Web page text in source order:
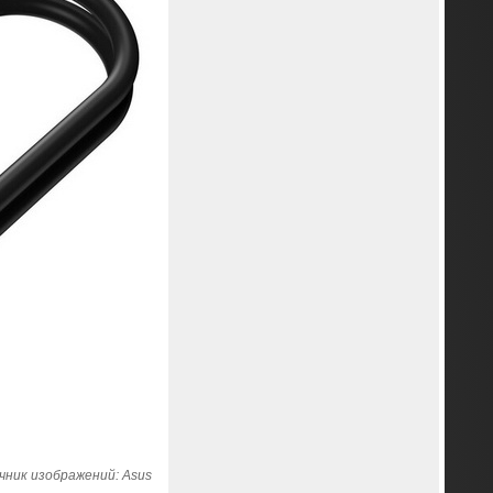
изображений: Asus